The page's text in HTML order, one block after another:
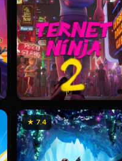
★ 7.4